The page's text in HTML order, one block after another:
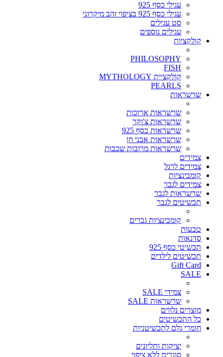
עגילי כסף 925
עגילי כסף 925 בציפוי זהב מיקרוני
סט עגילים
עגילים נוספים
קולקציות
PHILOSOPHY
FISH
קולקציית MYTHOLOGY
PEARLS
שרשראות
שרשראות ארוכות
שרשראות צ'וקר
שרשראות כסף 925
שרשראות אבני חן
שרשראות מרובות שכבות
צמידים
צמידים לרגל
קומבינציות
צמידים לגבר
שרשראות לגבר
תכשיטים לגבר
קומבינציות גברים
טבעות
סדנאות
תכשיטי כסף 925
תכשיטים לילדים
Gift Card
SALE
צמידי SALE
שרשראות SALE
מוצרים נלווים
כל התכשיטים
חומרי גלם לתכשיטניות
יציקות ותליונים
סוגרים ללא ציפוי